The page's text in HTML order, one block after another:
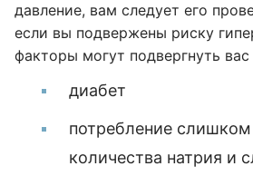
давление, вам следует его
если вы подвержены риску
факторы могут подвергнуть
диабет
потребление
количества натрия и